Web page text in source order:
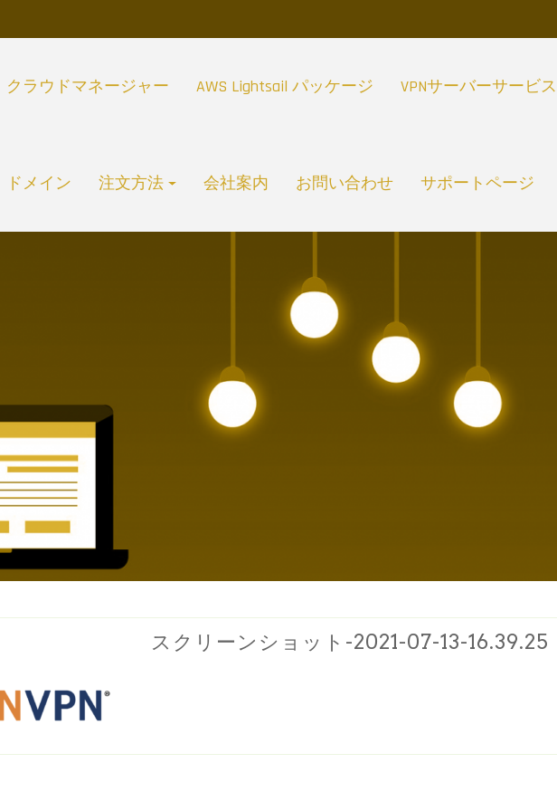
クラウドマネージャー AWS Lightsail パッケージ VPNサーバーサービス
ドメイン 注文方法 会社案内 お問い合わせ サポートページ
スクリーンショット-2021-07-13-16.39.25